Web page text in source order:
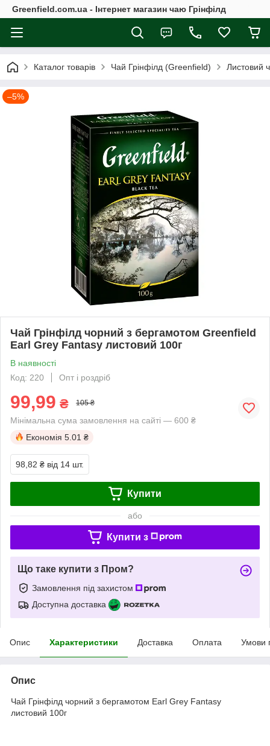
Greenfield.com.ua - Інтернет магазин чаю Грінфілд
Каталог товарів Чай Грінфілд (Greenfield) Листовий
–5%
Чай Грінфілд чорний з бергамотом Greenfield
Earl Grey Fantasy листовий 100г
В наявності
Код: 220
Опт і роздріб
99,99 ₴ 105 ₴
Мінімальна сума замовлення на сайті — 600 ₴
Економія 5.01 ₴
98,82 ₴ від 14 шт.
Купити
або
Купити з
Що таке купити з Пром?
Замовлення під захистом
Доступна доставка
Опис Характеристики Доставка Оплата Умови
Опис
Чай Грінфілд чорний з бергамотом Earl Grey Fantasy
листовий 100г